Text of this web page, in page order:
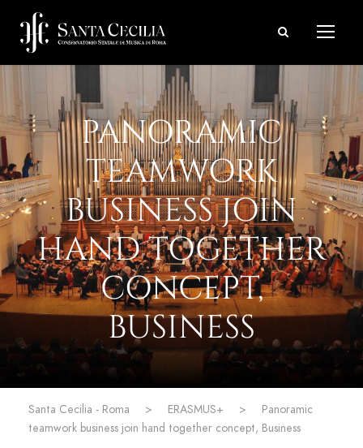
PANORAMIC
TEAMWORK
BUSINESS JOIN
HAND TOGETHER
CONCEPT,
BUSINESS
Santa Cecilia - Roma > ERASMUS+ >
Panoramic
teamwork business join hand together concept, Business